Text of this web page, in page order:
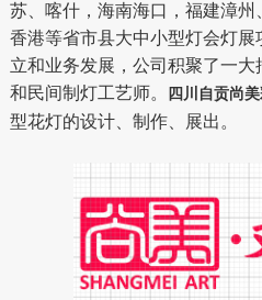
苏、喀什，海南海口，福建漳州
香港等省市县大中小型灯会灯
立和业务发展，公司积聚了一
和民间制灯工艺师。
四川自贡尚
型花灯的设计、制作、展出。